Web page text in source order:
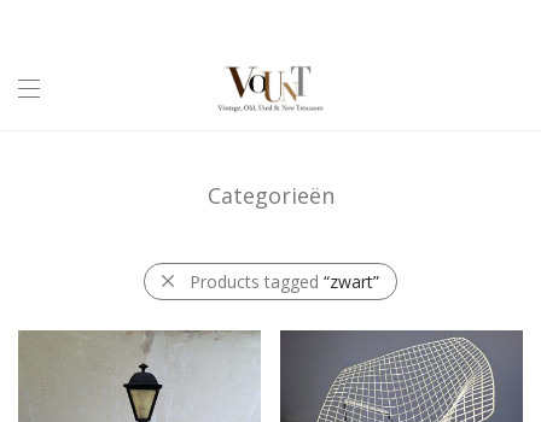
Categorieën
Products tagged “zwart”